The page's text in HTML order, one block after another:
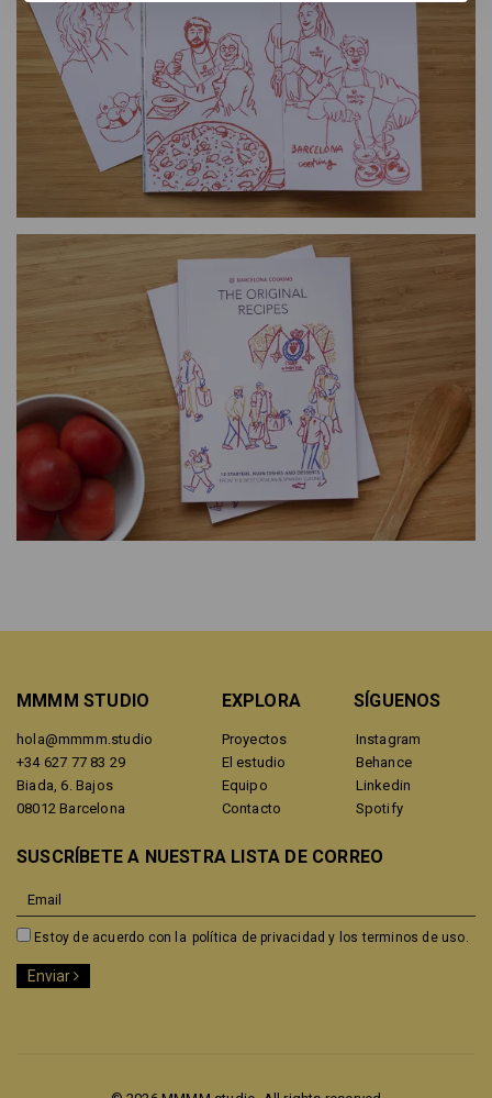
MMMM STUDIO
hola@mmmm.studio
+34 627 77 83 29
Biada, 6. Bajos
08012 Barcelona
EXPLORA
Proyectos
El estudio
Equipo
Contacto
SÍGUENOS
Instagram
Behance
Linkedin
Spotify
SUSCRÍBETE A NUESTRA LISTA DE CORREO
Estoy de acuerdo con la política de privacidad y los terminos de uso.
Enviar